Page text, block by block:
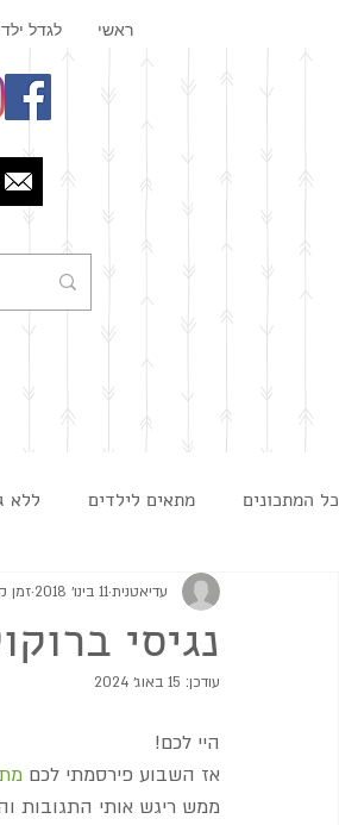
ראשי לגדל
כל המתכונים מתאים לילדים ללא
גבינות וממרחים
נגיסי
עדיאטנית11 בינו׳ 2018 זמן
עודכן: 15 באוג׳ 2024
היי לכם!
אז השבוע פירסמתי לכם
ממש ריגש אותי התגובות